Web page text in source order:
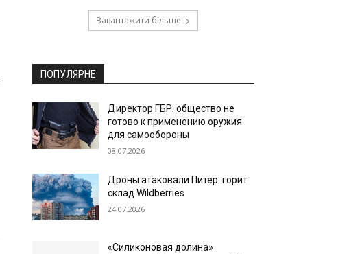
Завантажити більше
ПОПУЛЯРНЕ
Директор ГБР: общество не
готово к применению оружия
для самообороны
08.07.2026
Дроны атаковали Питер: горит
склад Wildberries
24.07.2026
«Силиконовая долина»